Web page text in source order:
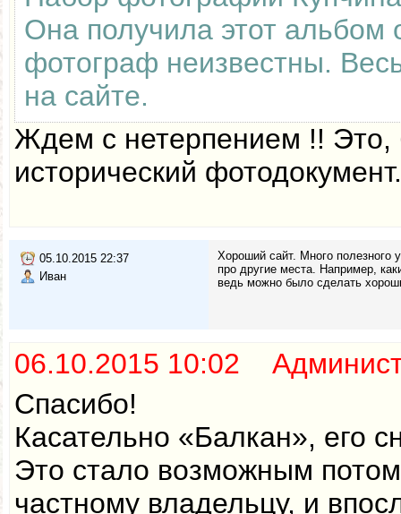
Она получила этот альбом
фотограф неизвестны.
на сайте.
Ждем с нетерпением !! Это,
исторический фотодокумент.
05.10.2015 22:37
Иван
Хороший сайт. Много полезного
про другие места. Например,
ведь можно было сделать
06.10.2015 10:02
Спасибо!
Касательно «Балкан», его
Это стало возможным
частному владельцу, и